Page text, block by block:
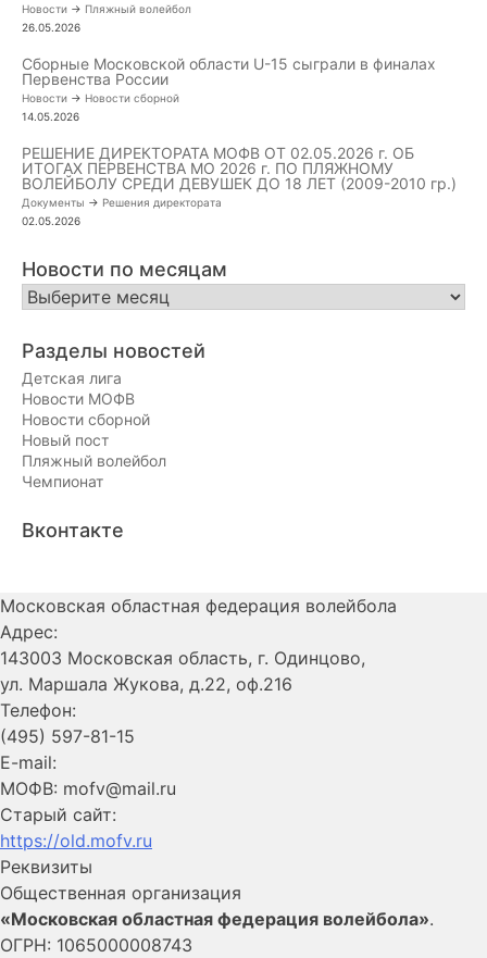
Новости -> Пляжный волейбол
26.05.2026
Сборные Московской области U-15 сыграли в финалах
Первенства России
Новости -> Новости сборной
14.05.2026
РЕШЕНИЕ ДИРЕКТОРАТА МОФВ ОТ 02.05.2026 г. ОБ
ИТОГАХ ПЕРВЕНСТВА МО 2026 г. ПО ПЛЯЖНОМУ
ВОЛЕЙБОЛУ СРЕДИ ДЕВУШЕК ДО 18 ЛЕТ (2009-2010 гр.)
Документы -> Решения директората
02.05.2026
Новости по месяцам
Новости
месяцам
Разделы новостей
Детская лига
Новости МОФВ
Новости сборной
Новый пост
Пляжный волейбол
Чемпионат
Вконтакте
Московская областная федерация волейбола
Адрес:
143003 Московская область, г. Одинцово,
ул. Маршала Жукова, д.22, оф.216
Телефон:
(495) 597-81-15
E-mail:
МОФВ: mofv@mail.ru
Старый сайт:
https://old.mofv.ru
Реквизиты
Общественная организация
«Московская областная федерация волейбола».
ОГРН: 1065000008743